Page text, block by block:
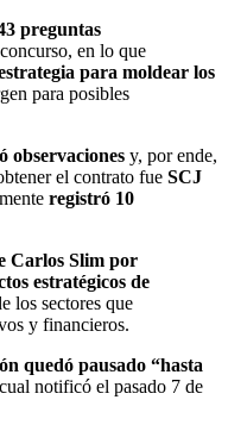
preguntas
en lo que
para moldear los
para posibles
observaciones y, por ende,
el contrato fue SCJ
registró 10
Carlos Slim por
estratégicos de
los sectores que
y financieros.
quedó pausado “hasta
notificó el pasado 7 de